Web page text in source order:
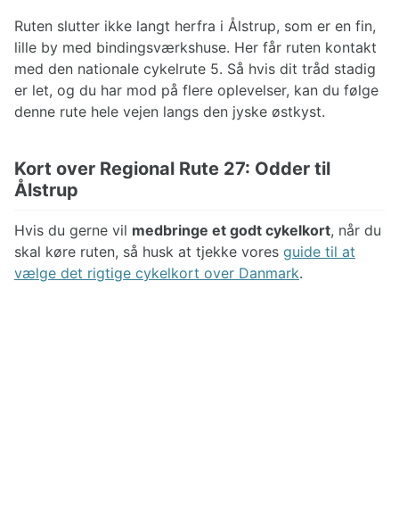
Ruten slutter ikke langt herfra i Ålstrup, som er en fin,
lille by med bindingsværkshuse. Her får ruten kontakt
med den nationale cykelrute 5. Så hvis dit tråd stadig
er let, og du har mod på flere oplevelser, kan du følge
denne rute hele vejen langs den jyske østkyst.
Kort over Regional Rute 27: Odder til
Ålstrup
Hvis du gerne vil medbringe et godt cykelkort, når du
skal køre ruten, så husk at tjekke vores guide til at
vælge det rigtige cykelkort over Danmark.